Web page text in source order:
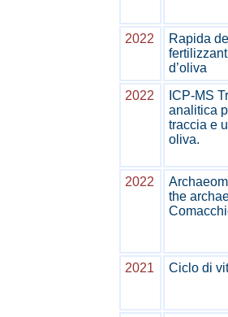
2022
Rapida
d’oliva
2022
ICP-MS
analitica
traccia e
oliva.
2022
the
2021
Ciclo di